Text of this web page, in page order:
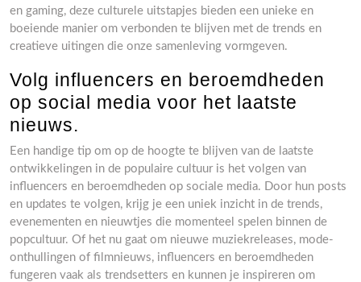
en gaming, deze culturele uitstapjes bieden een unieke en
boeiende manier om verbonden te blijven met de trends en
creatieve uitingen die onze samenleving vormgeven.
Volg influencers en beroemdheden
op social media voor het laatste
nieuws.
Een handige tip om op de hoogte te blijven van de laatste
ontwikkelingen in de populaire cultuur is het volgen van
influencers en beroemdheden op sociale media. Door hun posts
en updates te volgen, krijg je een uniek inzicht in de trends,
evenementen en nieuwtjes die momenteel spelen binnen de
popcultuur. Of het nu gaat om nieuwe muziekreleases, mode-
onthullingen of filmnieuws, influencers en beroemdheden
fungeren vaak als trendsetters en kunnen je inspireren om